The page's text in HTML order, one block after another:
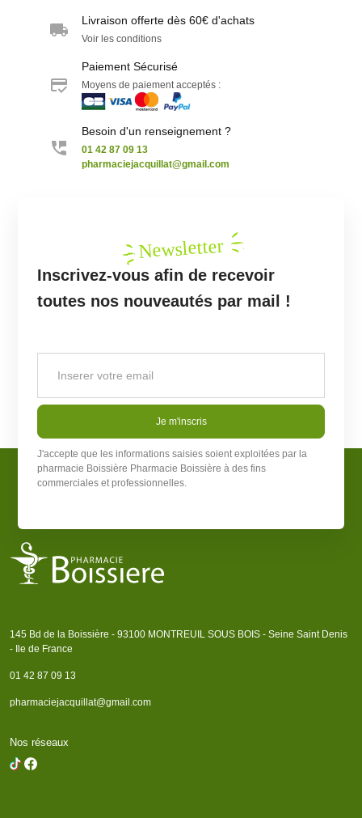
Livraison offerte dès 60€ d'achats
Voir les conditions
Paiement Sécurisé
Moyens de paiement acceptés :
Besoin d'un renseignement ?
01 42 87 09 13
pharmaciejacquillat@gmail.com
Newsletter
Inscrivez-vous afin de recevoir
toutes nos nouveautés par mail !
Je m'inscris
J'accepte que les informations saisies soient exploitées par la
pharmacie Boissière Pharmacie Boissière à des fins
commerciales et professionnelles.
145 Bd de la Boissière - 93100 MONTREUIL SOUS BOIS - Seine Saint Denis
- Ile de France
01 42 87 09 13
pharmaciejacquillat@gmail.com
Nos réseaux